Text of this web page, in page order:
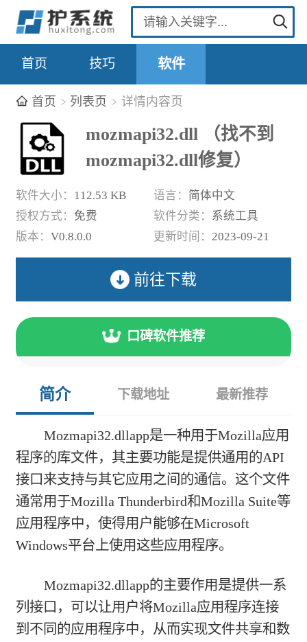
首页 技巧 软件
首页 列表页 详情内容页
mozmapi32.dll （找不到
mozmapi32.dll修复）
软件大小： 112.53 KB 语言： 简体中文
授权方式： 免费 软件分类： 系统工具
版本：V0.8.0.0 更新时间： 2023-09-21
前往下载
口碑软件推荐
简介 下载地址 最新推荐
Mozmapi32.dllapp是一种用于Mozilla应用
程序的库文件，其主要功能是提供通用的API
接口来支持与其它应用之间的通信。这个文件
通常用于Mozilla Thunderbird和Mozilla Suite等
应用程序中，使得用户能够在Microsoft
Windows平台上使用这些应用程序。
Mozmapi32.dllapp的主要作用是提供一系
列接口，可以让用户将Mozilla应用程序连接
到不同的应用程序中，从而实现文件共享和数